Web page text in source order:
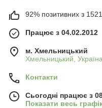
92% позитивних з 1521
Працює з 04.02.2012
м. Хмельницький
Хмельницький, Україна
Контакти
Сьогодні працює з
Показати весь